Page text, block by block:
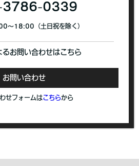
3786-0339
〜18:00（土日祝を除く）
るお問い合わせはこちら
お問い合わせ
せフォームはこちらから